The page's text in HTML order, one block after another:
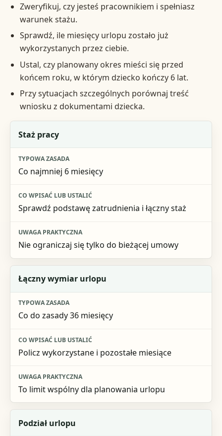
Zweryfikuj, czy jesteś pracownikiem i spełniasz
warunek stażu.
Sprawdź, ile miesięcy urlopu zostało już
wykorzystanych przez ciebie.
Ustal, czy planowany okres mieści się przed
końcem roku, w którym dziecko kończy 6 lat.
Przy sytuacjach szczególnych porównaj treść
wniosku z dokumentami dziecka.
Element uprawnienia
Typowa zasada
Co wpisać lub ustalić
Uwaga praktyczna
Staż pracy
Co najmniej 6 miesięcy
Sprawdź podstawę zatrudnienia i łączny staż
Nie ograniczaj się tylko do bieżącej umowy
Łączny wymiar urlopu
Co do zasady 36 miesięcy
Policz wykorzystane i pozostałe miesiące
To limit wspólny dla planowania urlopu
Podział urlopu